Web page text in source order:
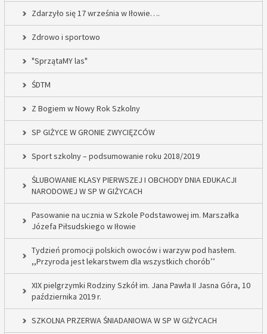
Zdarzyło się 17 września w Iłowie….
Zdrowo i sportowo
"SprzątaMY las"
ŚDTM
Z Bogiem w Nowy Rok Szkolny
SP GIŻYCE W GRONIE ZWYCIĘZCÓW
Sport szkolny – podsumowanie roku 2018/2019
ŚLUBOWANIE KLASY PIERWSZEJ I OBCHODY DNIA EDUKACJI
NARODOWEJ W SP W GIŻYCACH
Pasowanie na ucznia w Szkole Podstawowej im. Marszałka
Józefa Piłsudskiego w Iłowie
Tydzień promocji polskich owoców i warzyw pod hasłem.
,,Przyroda jest lekarstwem dla wszystkich chorób’’
XIX pielgrzymki Rodziny Szkół im. Jana Pawła II Jasna Góra, 10
października 2019 r.
SZKOLNA PRZERWA ŚNIADANIOWA W SP W GIŻYCACH